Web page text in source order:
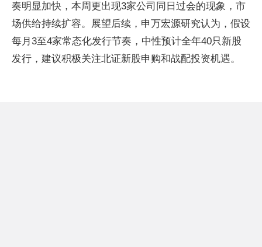
奏明显加快，本周更出现3家公司同日过会的现象，市
场供给持续扩容。展望后续，申万宏源研究认为，假设
每月3至4家常态化发行节奏，中性预计全年40只新股
发行，建议积极关注北证新股申购和战配投资机遇。